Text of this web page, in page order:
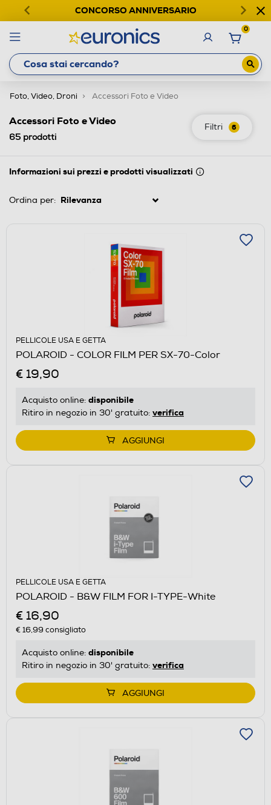
CONCORSO ANNIVERSARIO
0
Foto, Video, Droni Accessori Foto e Video
Filtri 6
Accessori Foto e Video
65 prodotti
Informazioni sui prezzi e prodotti visualizzati
Ordina per:
PELLICOLE USA E GETTA
POLAROID - COLOR FILM PER SX-70-Color
€ 19,90
Acquisto online: disponibile
Ritiro in negozio in 30' gratuito: verifica
AGGIUNGI
PELLICOLE USA E GETTA
POLAROID - B&W FILM FOR I-TYPE-White
€ 16,90
€ 16,99 consigliato
Acquisto online: disponibile
Ritiro in negozio in 30' gratuito: verifica
AGGIUNGI